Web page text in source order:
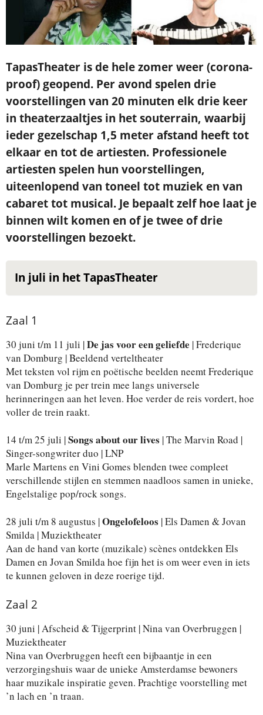
TapasTheater is de hele zomer weer (corona-
proof) geopend. Per avond spelen drie
voorstellingen van 20 minuten elk drie keer
in theaterzaaltjes in het souterrain, waarbij
ieder gezelschap 1,5 meter afstand heeft tot
elkaar en tot de artiesten. Professionele
artiesten spelen hun voorstellingen,
uiteenlopend van toneel tot muziek en van
cabaret tot musical. Je bepaalt zelf hoe laat je
binnen wilt komen en of je twee of drie
voorstellingen bezoekt.
In juli in het TapasTheater
Zaal 1
30 juni t/m 11 juli |De jas voor een geliefde | Frederique
van Domburg | Beeldend verteltheater
Met teksten vol rijm en poëtische beelden neemt Frederique
van Domburg je per trein mee langs universele
herinneringen aan het leven. Hoe verder de reis vordert, hoe
voller de trein raakt.
14 t/m 25 juli |Songs about our lives | The Marvin Road |
Singer-songwriter duo | LNP
Marle Martens en Vini Gomes blenden twee compleet
verschillende stijlen en stemmen naadloos samen in unieke,
Engelstalige pop/rock songs.
28 juli t/m 8 augustus |Ongelofeloos | Els Damen & Jovan
Smilda | Muziektheater
Aan de hand van korte (muzikale) scènes ontdekken Els
Damen en Jovan Smilda hoe fijn het is om weer even in iets
te kunnen geloven in deze roerige tijd.
Zaal 2
30 juni | Afscheid & Tijgerprint | Nina van Overbruggen |
Muziektheater
Nina van Overbruggen heeft een bijbaantje in een
verzorgingshuis waar de unieke Amsterdamse bewoners
haar muzikale inspiratie geven. Prachtige voorstelling met
’n lach en ’n traan.